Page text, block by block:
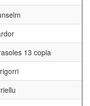
13 copia